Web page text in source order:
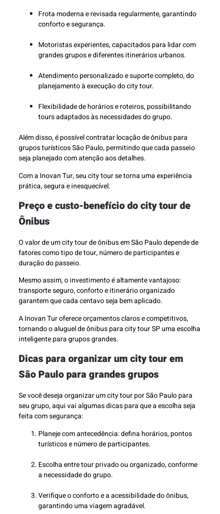
Frota moderna e revisada regularmente, garantindo
conforto e segurança.
Motoristas experientes, capacitados para lidar com
grandes grupos e diferentes itinerários urbanos.
Atendimento personalizado e suporte completo, do
planejamento à execução do city tour.
Flexibilidade de horários e roteiros, possibilitando
tours adaptados às necessidades do grupo.
Além disso, é possível contratar locação de ônibus para
grupos turísticos São Paulo, permitindo que cada passeio
seja planejado com atenção aos detalhes.
Com a Inovan Tur, seu city tour se torna uma experiência
prática, segura e inesquecível.
Preço e custo-benefício do city tour de
Ônibus
O valor de um city tour de ônibus em São Paulo depende de
fatores como tipo de tour, número de participantes e
duração do passeio.
Mesmo assim, o investimento é altamente vantajoso:
transporte seguro, conforto e itinerário organizado
garantem que cada centavo seja bem aplicado.
A Inovan Tur oferece orçamentos claros e competitivos,
tornando o aluguel de ônibus para city tour SP uma escolha
inteligente para grupos grandes.
Dicas para organizar um city tour em
São Paulo para grandes grupos
Se você deseja organizar um city tour por São Paulo para
seu grupo, aqui vai algumas dicas para que a escolha seja
feita com segurança:
Planeje com antecedência: defina horários, pontos
turísticos e número de participantes.
Escolha entre tour privado ou organizado, conforme
a necessidade do grupo.
Verifique o conforto e a acessibilidade do ônibus,
garantindo uma viagem agradável.